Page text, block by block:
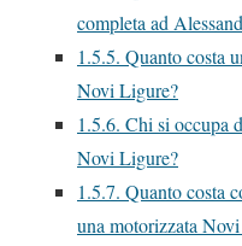
completa ad
1.5.5. Quanto costa
Novi Ligure?
1.5.6. Chi si occupa
Novi Ligure?
1.5.7. Quanto costa
una motorizzata